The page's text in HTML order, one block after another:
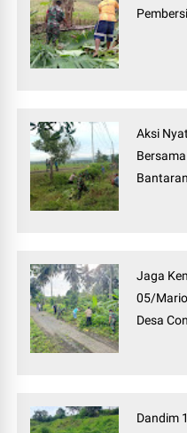
Aksi
Jaga
05/
Desa
Dandim